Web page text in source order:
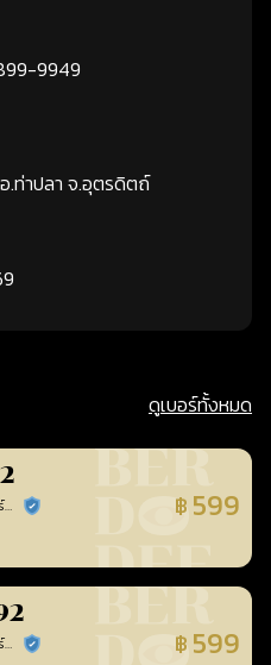
9949
.ท่าปลา จ.อุตรดิตถ์
ดูเบอร์ทั้งหมด
อภิญญาเบอร์มงคล เบอร์สวยเลขศาสตร์ ร้านยืนยันแล้ว ฿ 599
อภิญญาเบอร์มงคล เบอร์สวยเลขศาสตร์ ร้านยืนยันแล้ว ฿ 599